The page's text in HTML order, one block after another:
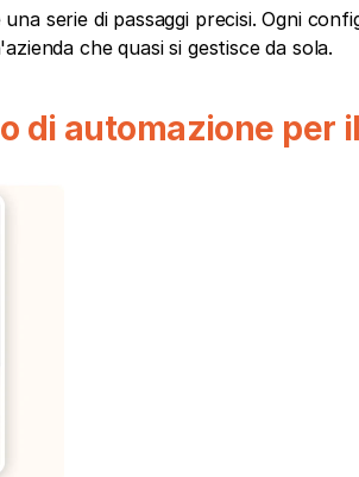
serie di passaggi precisi. Ogni
che quasi si gestisce da sola.
di automazione per